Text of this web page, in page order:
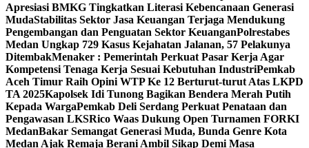
Apresiasi BMKG Tingkatkan Literasi Kebencanaan Generasi
MudaStabilitas Sektor Jasa Keuangan Terjaga Mendukung
Pengembangan dan Penguatan Sektor KeuanganPolrestabes
Medan Ungkap 729 Kasus Kejahatan Jalanan, 57 Pelakunya
DitembakMenaker : Pemerintah Perkuat Pasar Kerja Agar
Kompetensi Tenaga Kerja Sesuai Kebutuhan IndustriPemkab
Aceh Timur Raih Opini WTP Ke 12 Berturut-turut Atas LKPD
TA 2025Kapolsek Idi Tunong Bagikan Bendera Merah Putih
Kepada WargaPemkab Deli Serdang Perkuat Penataan dan
Pengawasan LKSRico Waas Dukung Open Turnamen FORKI
MedanBakar Semangat Generasi Muda, Bunda Genre Kota
Medan Ajak Remaja Berani Ambil Sikap Demi Masa